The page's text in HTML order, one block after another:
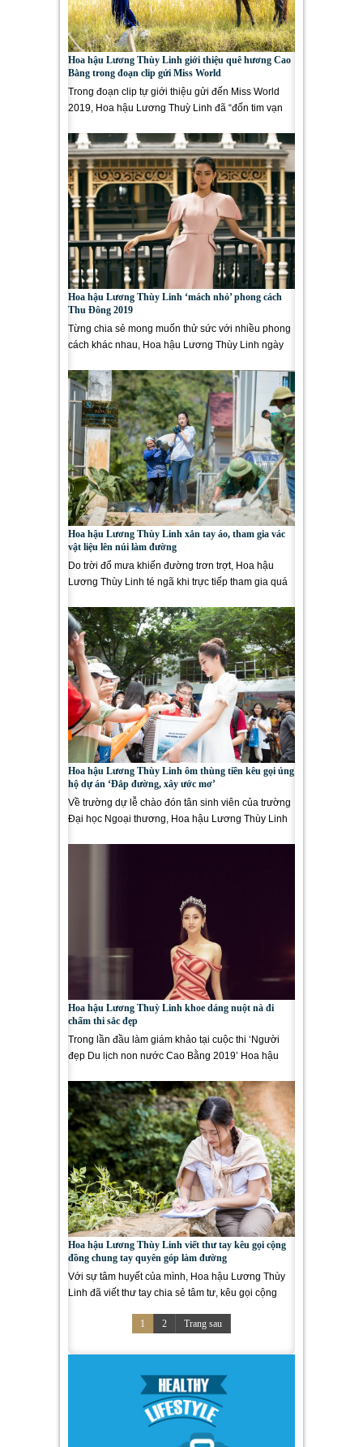
Hoa hậu Lương Thùy Linh giới thiệu quê hương Cao
Bằng trong đoạn clip gửi Miss World
Trong đoạn clip tự giới thiệu gửi đến Miss World
2019, Hoa hậu Lương Thuỳ Linh đã “đốn tim vạn
Hoa hậu Lương Thùy Linh ‘mách nhỏ’ phong cách
Thu Đông 2019
Từng chia sẻ mong muốn thử sức với nhiều phong
cách khác nhau, Hoa hậu Lương Thùy Linh ngày
Hoa hậu Lương Thùy Linh xắn tay áo, tham gia vác
vật liệu lên núi làm đường
Do trời đổ mưa khiến đường trơn trợt, Hoa hậu
Lương Thùy Linh té ngã khi trực tiếp tham gia quá
Hoa hậu Lương Thùy Linh ôm thùng tiền kêu gọi ủng
hộ dự án ‘Đắp đường, xây ước mơ’
Về trường dự lễ chào đón tân sinh viên của trường
Đại học Ngoại thương, Hoa hậu Lương Thùy Linh
Hoa hậu Lương Thuỳ Linh khoe dáng nuột nà đi
chấm thi sắc đẹp
Trong lần đầu làm giám khảo tại cuộc thi ‘Người
đẹp Du lịch non nước Cao Bằng 2019’ Hoa hậu
Hoa hậu Lương Thùy Linh viết thư tay kêu gọi cộng
đồng chung tay quyên góp làm đường
Với sự tâm huyết của mình, Hoa hậu Lương Thùy
Linh đã viết thư tay chia sẻ tâm tư, kêu gọi cộng
1
2 Trang sau